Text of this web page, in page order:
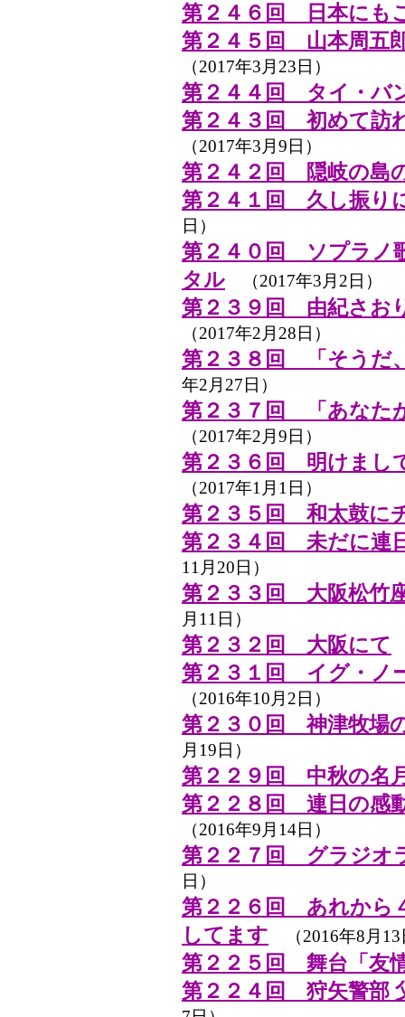
第２４６回 日本にも
第２４５回 山本周五
（2017年3月23日）
第２４４回 タイ・バ
第２４３回 初めて訪
（2017年3月9日）
第２４２回 隠岐の島
第２４１回 久し振り
日）
第２４０回 ソプラノ
タル （2017年3月2日）
第２３９回 由紀さお
（2017年2月28日）
第２３８回 「そうだ
年2月27日）
第２３７回 「あなた
（2017年2月9日）
第２３６回 明けまし
（2017年1月1日）
第２３５回 和太鼓に
第２３４回 未だに連
11月20日）
第２３３回 大阪松竹
月11日）
第２３２回 大阪にて
第２３１回 イグ・ノ
（2016年10月2日）
第２３０回 神津牧場
月19日）
第２２９回 中秋の名
第２２８回 連日の感
（2016年9月14日）
第２２７回 グラジオ
日）
第２２６回 あれから
してます （2016年8月13
第２２５回 舞台「友
第２２４回 狩矢警部